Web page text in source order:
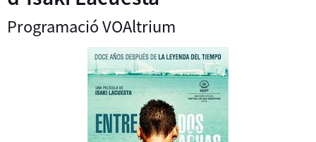
Programació VOAltrium